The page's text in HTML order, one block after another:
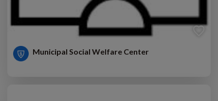
Municipal Social Welfare Center